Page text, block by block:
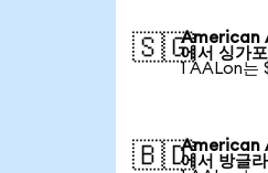
🇸🇬American
에서 싱가
1 AALon는
🇧🇩American
에서 방글